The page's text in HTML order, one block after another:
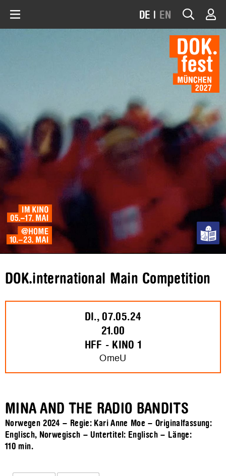
DE | EN
DOK.international Main Competition
DI., 07.05.24
21.00
HFF - KINO 1
OmeU
MINA AND THE RADIO BANDITS
Norwegen 2024 – Regie: Kari Anne Moe – Originalfassung:
Englisch, Norwegisch – Untertitel: Englisch – Länge:
110 min.